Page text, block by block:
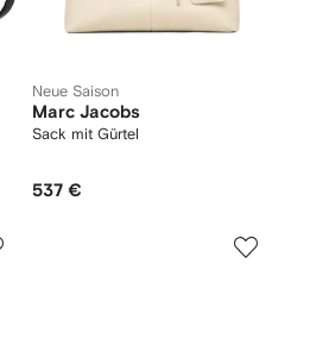
Neue Saison
Marc Jacobs
Sack mit Gürtel
537 €